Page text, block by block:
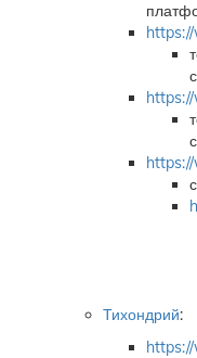
Тихондрий: